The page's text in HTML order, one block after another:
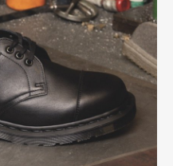
GourmetCars
Lifestyle